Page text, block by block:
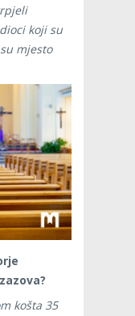
koji su
mjesto
košta 35